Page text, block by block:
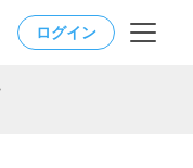
ログイン